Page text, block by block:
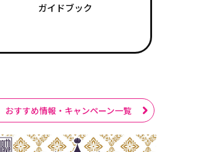
ガイドブック
おすすめ情報・キャンペーン一覧